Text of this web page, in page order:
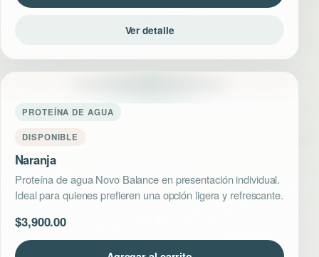
Ver detalle
PROTEÍNA DE AGUA
DISPONIBLE
Naranja
Proteína de agua Novo Balance en presentación individual.
Ideal para quienes prefieren una opción ligera y refrescante.
$3,900.00